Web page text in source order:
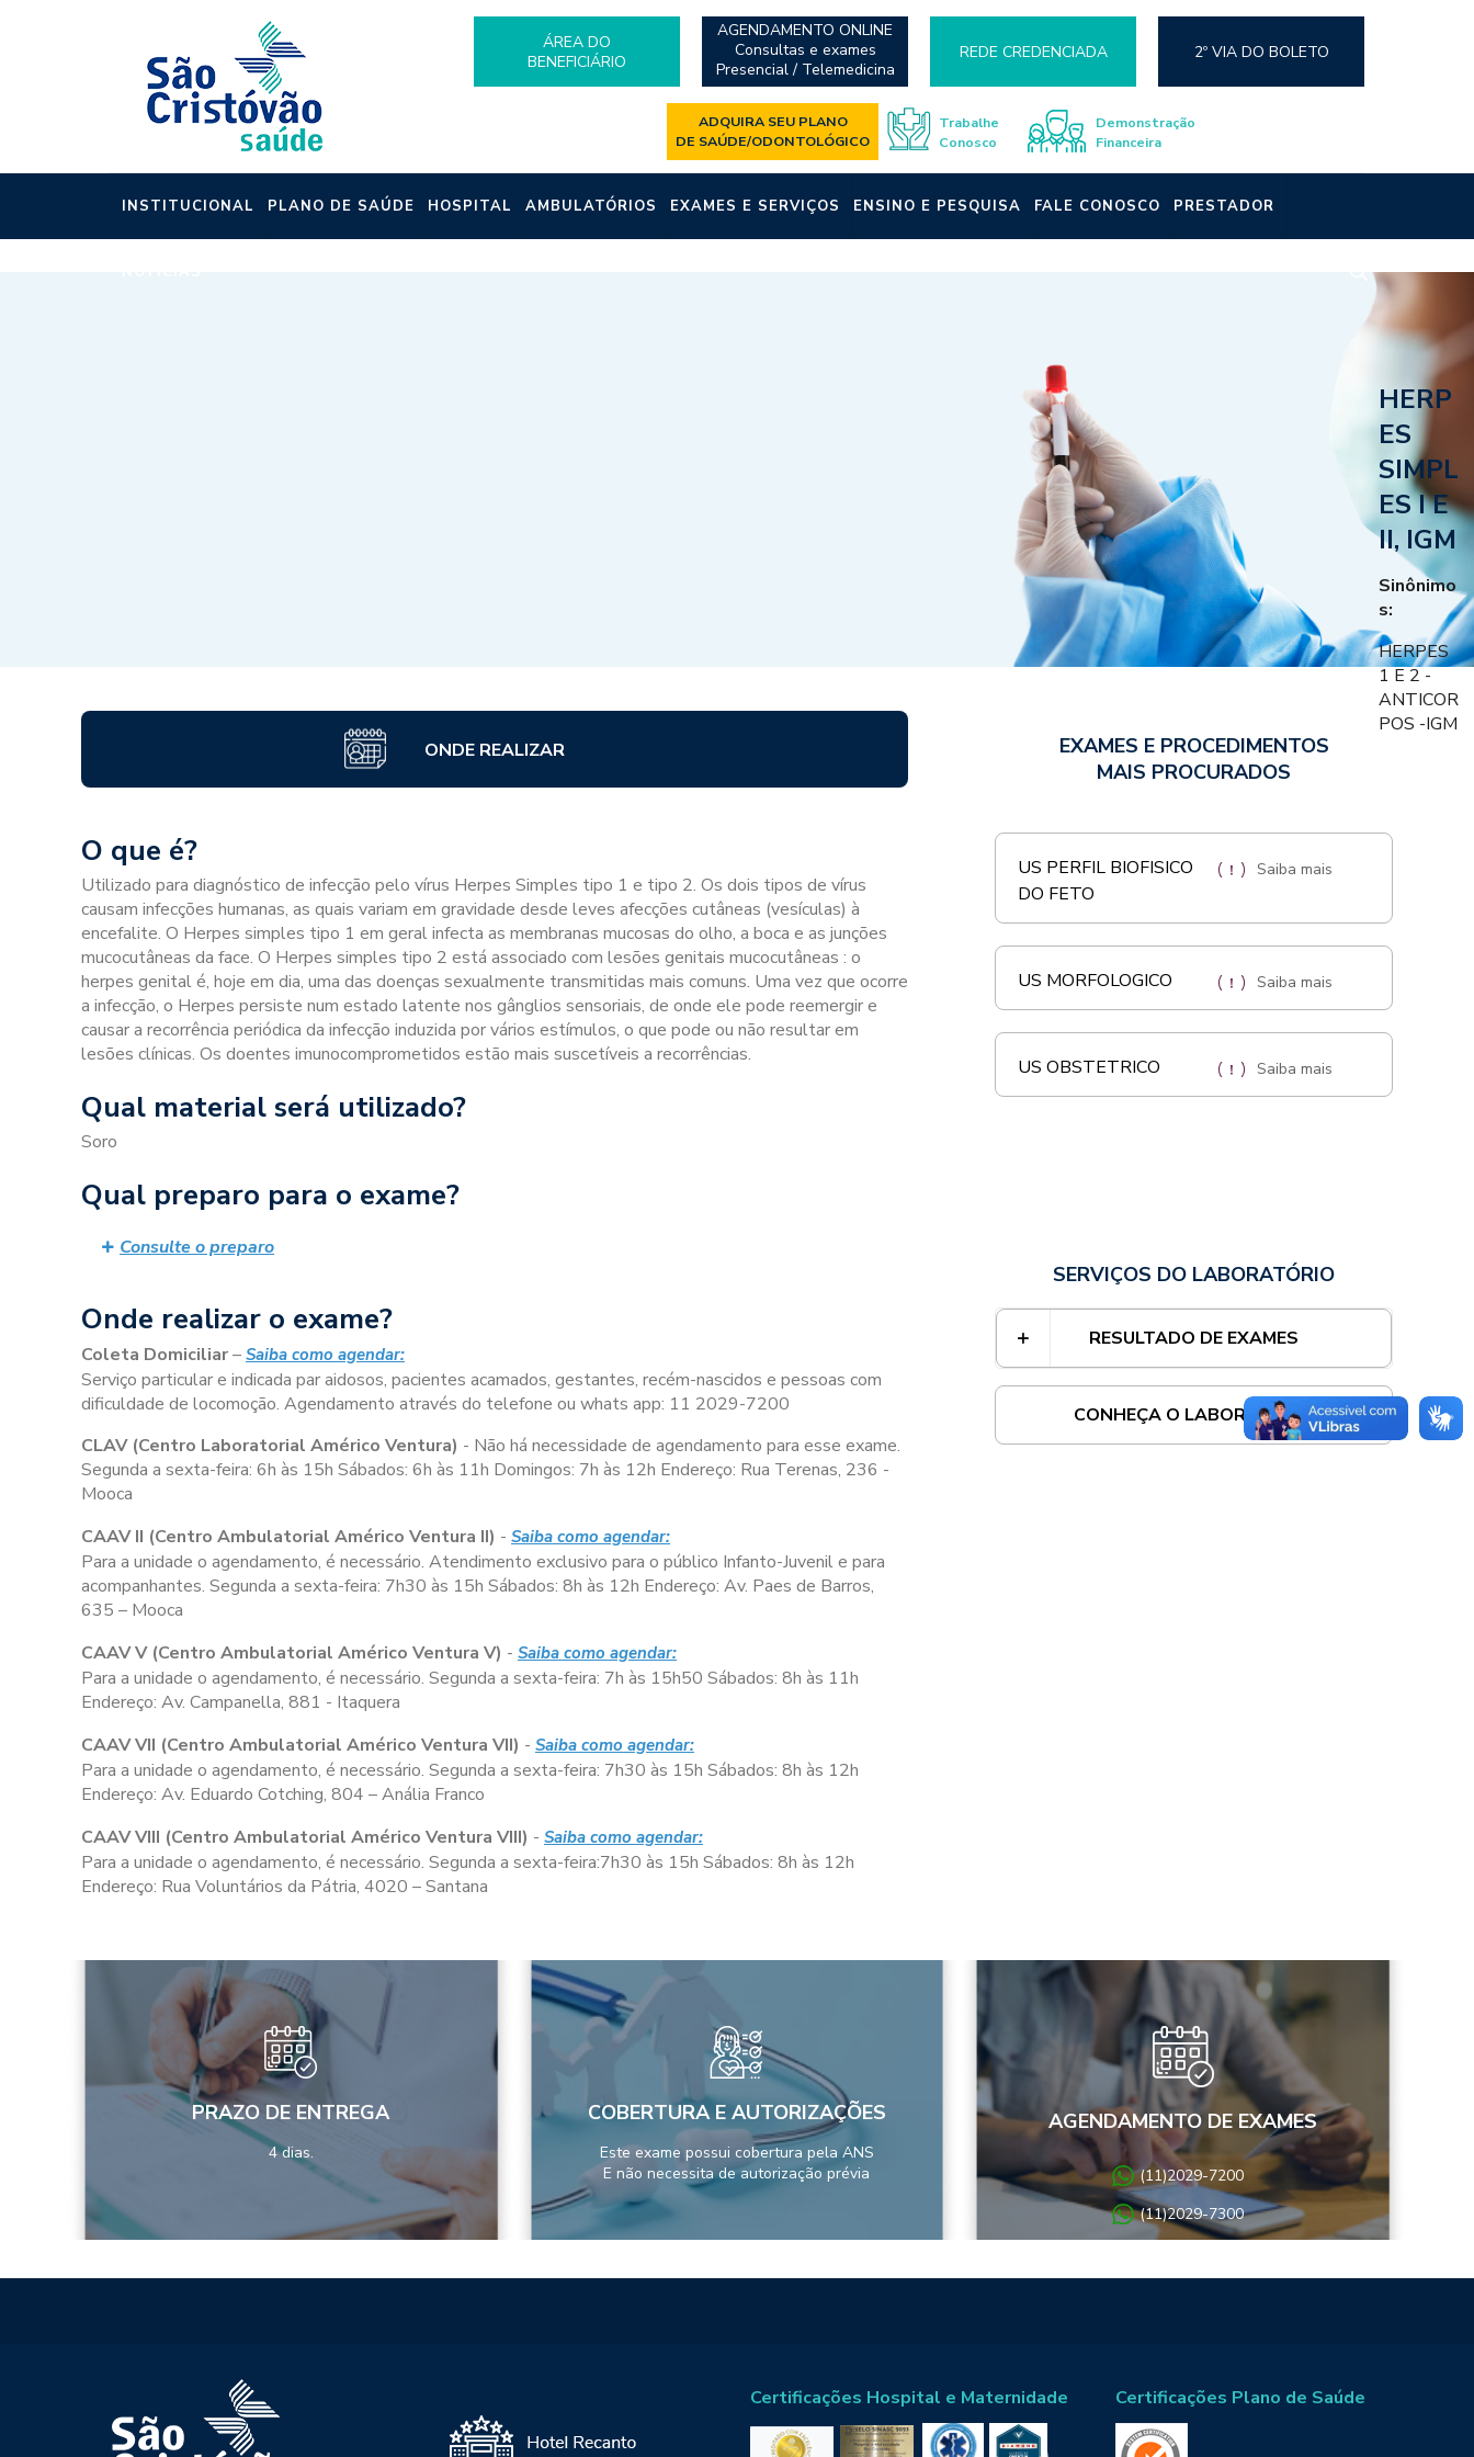
ÁREA DO
BENEFICIÁRIO
AGENDAMENTO ONLINE
Consultas e exames
Presencial / Telemedicina
REDE CREDENCIADA 2º VIA DO BOLETO
ADQUIRA SEU PLANO
DE SAÚDE/ODONTOLÓGICO
Trabalhe
Conosco
Demonstração
Financeira
INSTITUCIONAL PLANO DE SAÚDE HOSPITAL AMBULATÓRIOS EXAMES E SERVIÇOS ENSINO E PESQUISA FALE CONOSCO PRESTADOR
HERP
ES
SIMPL
ES I E
II, IGM
Sinônimo
s:
HERPES
1 E 2 -
ANTICOR
POS -IGM
ONDE REALIZAR
O que é?
Utilizado para diagnóstico de infecção pelo vírus Herpes Simples tipo 1 e tipo 2. Os dois tipos de vírus
causam infecções humanas, as quais variam em gravidade desde leves afecções cutâneas (vesículas) à
encefalite. O Herpes simples tipo 1 em geral infecta as membranas mucosas do olho, a boca e as junções
mucocutâneas da face. O Herpes simples tipo 2 está associado com lesões genitais mucocutâneas : o
herpes genital é, hoje em dia, uma das doenças sexualmente transmitidas mais comuns. Uma vez que ocorre
a infecção, o Herpes persiste num estado latente nos gânglios sensoriais, de onde ele pode reemergir e
causar a recorrência periódica da infecção induzida por vários estímulos, o que pode ou não resultar em
lesões clínicas. Os doentes imunocomprometidos estão mais suscetíveis a recorrências.
Qual material será utilizado?
Soro
Qual preparo para o exame?
Consulte o preparo
Onde realizar o exame?
Coleta Domiciliar– Saiba como agendar:
Serviço particular e indicada par aidosos, pacientes acamados, gestantes, recém-nascidos e pessoas com
dificuldade de locomoção. Agendamento através do telefone ou whats app: 11 2029-7200
CLAV (Centro Laboratorial Américo Ventura) - Não há necessidade de agendamento para esse exame.
Segunda a sexta-feira: 6h às 15h Sábados: 6h às 11h Domingos: 7h às 12h Endereço: Rua Terenas, 236 -
Mooca
CAAV II (Centro Ambulatorial Américo Ventura II) - Saiba como agendar:
Para a unidade o agendamento, é necessário. Atendimento exclusivo para o público Infanto-Juvenil e para
acompanhantes. Segunda a sexta-feira: 7h30 às 15h Sábados: 8h às 12h Endereço: Av. Paes de Barros,
635 – Mooca
CAAV V (Centro Ambulatorial Américo Ventura V) - Saiba como agendar:
Para a unidade o agendamento, é necessário. Segunda a sexta-feira: 7h às 15h50 Sábados: 8h às 11h
Endereço: Av. Campanella, 881 - Itaquera
CAAV VII (Centro Ambulatorial Américo Ventura VII) - Saiba como agendar:
Para a unidade o agendamento, é necessário. Segunda a sexta-feira: 7h30 às 15h Sábados: 8h às 12h
Endereço: Av. Eduardo Cotching, 804 – Anália Franco
CAAV VIII (Centro Ambulatorial Américo Ventura VIII) - Saiba como agendar:
Para a unidade o agendamento, é necessário. Segunda a sexta-feira:7h30 às 15h Sábados: 8h às 12h
Endereço: Rua Voluntários da Pátria, 4020 – Santana
EXAMES E PROCEDIMENTOS
MAIS PROCURADOS
US PERFIL BIOFISICO
DO FETO
Saiba mais
US MORFOLOGICO Saiba mais
US OBSTETRICO Saiba mais
SERVIÇOS DO LABORATÓRIO
RESULTADO DE EXAMES
CONHEÇA O LABORATÓRIO
PRAZO DE ENTREGA
4 dias.
COBERTURA E AUTORIZAÇÕES
Este exame possui cobertura pela ANS
E não necessita de autorização prévia
AGENDAMENTO DE EXAMES
(11)2029-7200
(11)2029-7300
Certificações Hospital e Maternidade Certificações Plano de Saúde